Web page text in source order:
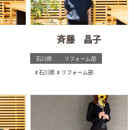
斉藤 晶子
石川県 リフォーム部
石川県 リフォーム部